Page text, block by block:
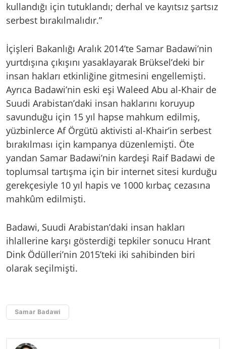
kullandığı için tutuklandı; derhal ve kayıtsız şartsız
serbest bırakılmalıdır.”
İçişleri Bakanlığı Aralık 2014’te Samar Badawi’nin
yurtdışına çıkışını yasaklayarak Brüksel’deki bir
insan hakları etkinliğine gitmesini engellemişti.
Ayrıca Badawi’nin eski eşi Waleed Abu al-Khair de
Suudi Arabistan’daki insan haklarını koruyup
savunduğu için 15 yıl hapse mahkum edilmiş,
yüzbinlerce Af Örgütü aktivisti al-Khair’in serbest
bırakılması için kampanya düzenlemişti. Öte
yandan Samar Badawi’nin kardeşi Raif Badawi de
toplumsal tartışma için bir internet sitesi kurduğu
gerekçesiyle 10 yıl hapis ve 1000 kırbaç cezasına
mahkûm edilmişti.
Badawi, Suudi Arabistan’daki insan hakları
ihlallerine karşı gösterdiği tepkiler sonucu Hrant
Dink Ödülleri’nin 2015’teki iki sahibinden biri
olarak seçilmişti.
Samar Badawi